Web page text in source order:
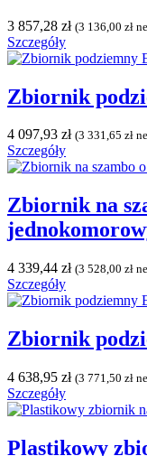
3 857,28 zł (3 136,00 zł
Szczegóły
Zbiornik
4 097,93 zł (3 331,65 zł
Szczegóły
Zbiornik na
4 339,44 zł (3 528,00 zł
Szczegóły
Zbiornik
4 638,95 zł (3 771,50 zł
Szczegóły
Plastikowy